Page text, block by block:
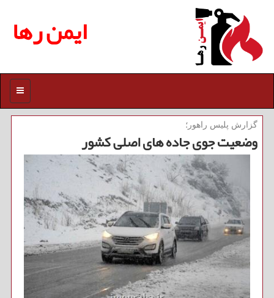
ایمن رها
منو
گزارش پلیس راهور؛
وضعیت جوی جاده های اصلی كشور